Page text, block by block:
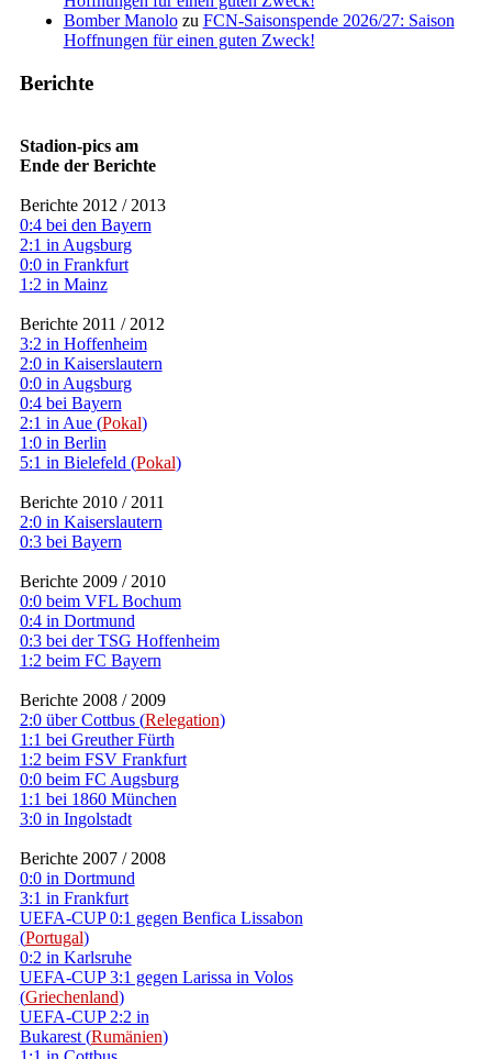
Bomber Manolozu FCN-Saisonspende 2026/27: Saison
Hoffnungen für einen guten Zweck!
Berichte
Stadion-pics am
Ende der Berichte
Berichte 2012 / 2013
0:4 bei den Bayern
2:1 in Augsburg
0:0 in Frankfurt
1:2 in Mainz
Berichte 2011 / 2012
3:2 in Hoffenheim
2:0 in Kaiserslautern
0:0 in Augsburg
0:4 bei Bayern
2:1 in Aue (Pokal)
1:0 in Berlin
5:1 in Bielefeld (Pokal)
Berichte 2010 / 2011
2:0 in Kaiserslautern
0:3 bei Bayern
Berichte 2009 / 2010
0:0 beim VFL Bochum
0:4 in Dortmund
0:3 bei der TSG Hoffenheim
1:2 beim FC Bayern
Berichte 2008 / 2009
2:0 über Cottbus (Relegation)
1:1 bei Greuther Fürth
1:2 beim FSV Frankfurt
0:0 beim FC Augsburg
1:1 bei 1860 München
3:0 in Ingolstadt
Berichte 2007 / 2008
0:0 in Dortmund
3:1 in Frankfurt
UEFA-CUP 0:1 gegen Benfica Lissabon
(Portugal)
0:2 in Karlsruhe
UEFA-CUP 3:1 gegen Larissa in Volos
(Griechenland)
UEFA-CUP 2:2 in
Bukarest (Rumänien)